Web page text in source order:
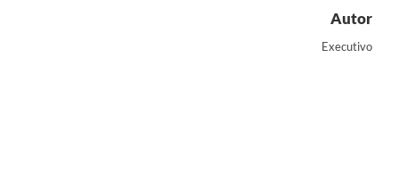
Autor
Executivo